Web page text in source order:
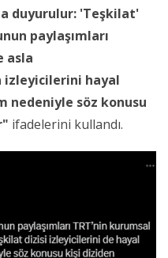
duyurulur: 'Teşkilat'
paylaşımları
asla
izleyicilerini hayal
nedeniyle söz konusu
ifadelerini kullandı.